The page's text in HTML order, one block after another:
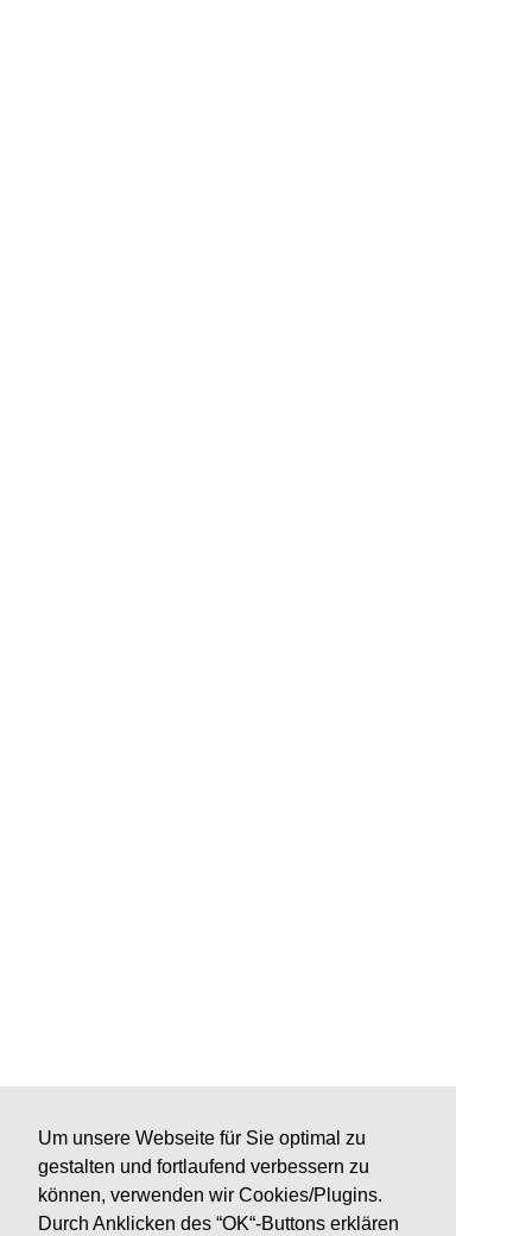
Um unsere Webseite für Sie optimal zu
gestalten und fortlaufend verbessern zu
können, verwenden wir Cookies/Plugins.
Durch Anklicken des “OK“-Buttons erklären